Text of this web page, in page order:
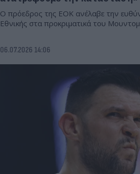
Ο πρόεδρος της ΕΟΚ ανέλαβε την
Εθνικής στα προκριματικά του
06.07.2026 14:06